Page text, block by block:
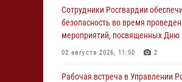
службу в Росгвардию и
ведомственные институты
30 июля 2026, 04:44
Дню Крещения Руси
Сотрудники Росгвардии
безопасность во время
мероприятий, посвященных
02 августа 2026, 11:50 2
Рабочая встреча в Управлении